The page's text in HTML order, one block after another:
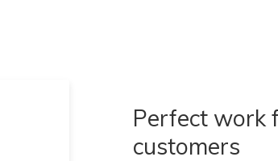
Perfect work
customers